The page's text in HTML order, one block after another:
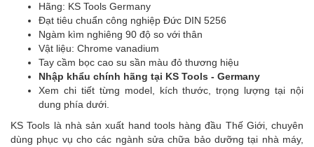
Hãng: KS Tools Germany
Đạt tiêu chuẩn công nghiệp Đức DIN 5256
Ngàm kìm nghiêng 90 độ so với thân
Vật liệu: Chrome vanadium
Tay cầm bọc cao su sần màu đỏ thương hiệu
Nhập khẩu chính hãng tại KS Tools - Germany
Xem chi tiết từng model, kích thước, trọng lượng tại nội
dung phía dưới.
KS Tools là nhà sản xuất hand tools hàng đầu Thế Giới, chuyên
dùng phục vụ cho các ngành sửa chữa bảo dưỡng tại nhà máy,